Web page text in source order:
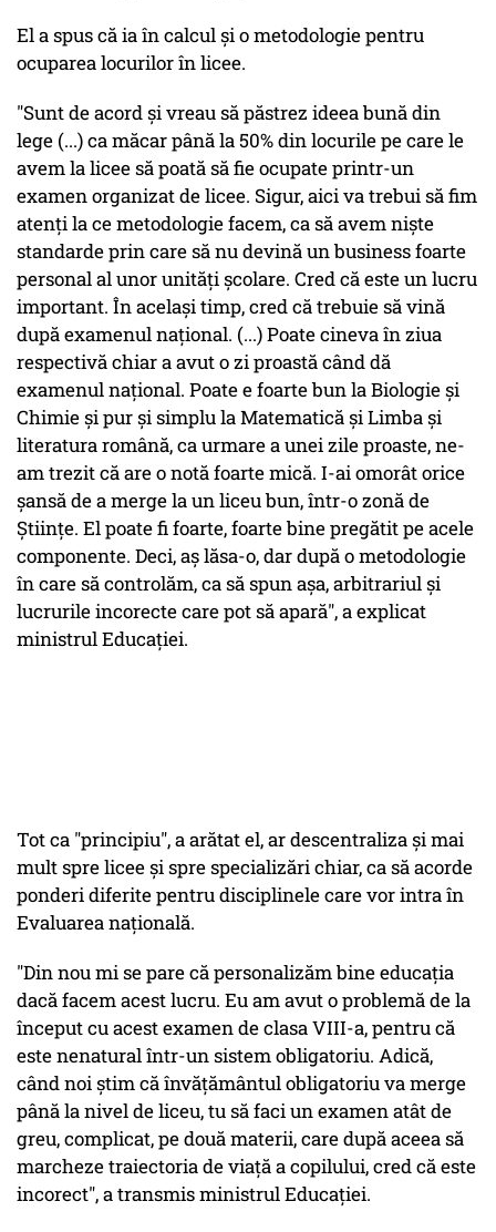
El a spus că ia în calcul şi o metodologie pentru
ocuparea locurilor în licee.
"Sunt de acord şi vreau să păstrez ideea bună din
lege (...) ca măcar până la 50% din locurile pe care le
avem la licee să poată să fie ocupate printr-un
examen organizat de licee. Sigur, aici va trebui să fim
atenţi la ce metodologie facem, ca să avem nişte
standarde prin care să nu devină un business foarte
personal al unor unităţi şcolare. Cred că este un lucru
important. În acelaşi timp, cred că trebuie să vină
după examenul naţional. (...) Poate cineva în ziua
respectivă chiar a avut o zi proastă când dă
examenul naţional. Poate e foarte bun la Biologie şi
Chimie şi pur şi simplu la Matematică şi Limba şi
literatura română, ca urmare a unei zile proaste, ne-
am trezit că are o notă foarte mică. I-ai omorât orice
şansă de a merge la un liceu bun, într-o zonă de
Ştiinţe. El poate fi foarte, foarte bine pregătit pe acele
componente. Deci, aş lăsa-o, dar după o metodologie
în care să controlăm, ca să spun aşa, arbitrariul şi
lucrurile incorecte care pot să apară", a explicat
ministrul Educaţiei.
Tot ca "principiu", a arătat el, ar descentraliza şi mai
mult spre licee şi spre specializări chiar, ca să acorde
ponderi diferite pentru disciplinele care vor intra în
Evaluarea naţională.
"Din nou mi se pare că personalizăm bine educaţia
dacă facem acest lucru. Eu am avut o problemă de la
început cu acest examen de clasa VIII-a, pentru că
este nenatural într-un sistem obligatoriu. Adică,
când noi ştim că învăţământul obligatoriu va merge
până la nivel de liceu, tu să faci un examen atât de
greu, complicat, pe două materii, care după aceea să
marcheze traiectoria de viaţă a copilului, cred că este
incorect", a transmis ministrul Educaţiei.